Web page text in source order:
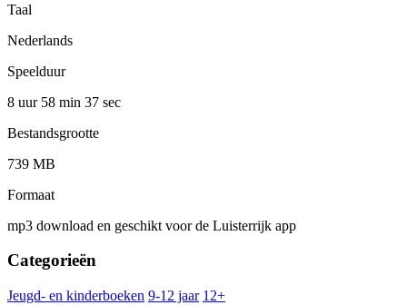
Taal
Nederlands
Speelduur
8 uur 58 min 37 sec
Bestandsgrootte
739 MB
Formaat
mp3 download en geschikt voor de Luisterrijk app
Categorieën
Jeugd- en kinderboeken 9-12 jaar 12+